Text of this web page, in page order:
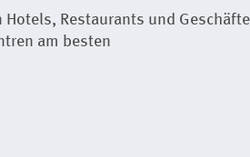
Restaurants und
am besten